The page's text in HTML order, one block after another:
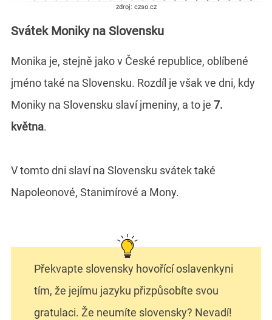
zdroj: czso.cz
Svátek Moniky na Slovensku
Monika je, stejně jako v České republice, oblíbené
jméno také na Slovensku. Rozdíl je však ve dni, kdy
Moniky na Slovensku slaví jmeniny, a to je 7.
května.
V tomto dni slaví na Slovensku svátek také
Napoleonové, Stanimírové a Mony.
Překvapte slovensky hovořící oslavenkyni
tím, že jejímu jazyku přizpůsobíte svou
gratulaci. Že neumíte slovensky? Nevadí!